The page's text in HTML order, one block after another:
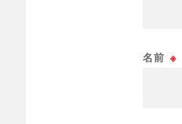
名前 ※